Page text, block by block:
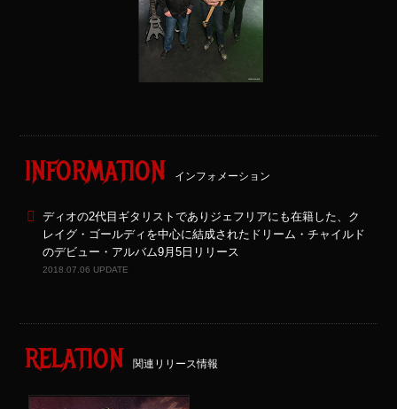
INFORMATION インフォメーション
ディオの2代目ギタリストでありジェフリアにも在籍した、ク
レイグ・ゴールディを中心に結成されたドリーム・チャイルド
のデビュー・アルバム9月5日リリース
2018.07.06 UPDATE
RELATION 関連リリース情報